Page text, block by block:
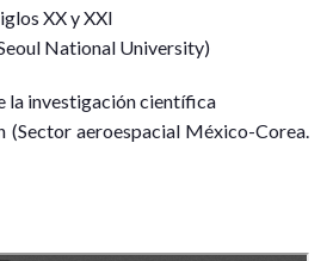
XX y XXI
National University)
la investigación científica
(Sector aeroespacial México-Corea.